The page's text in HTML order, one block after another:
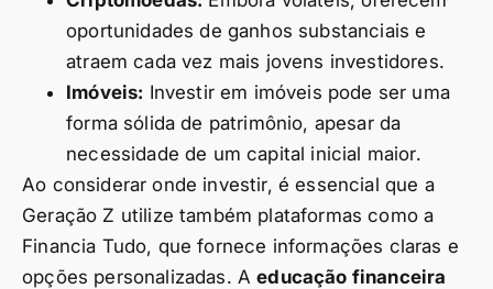
oportunidades de ganhos substanciais e
atraem cada vez mais jovens investidores.
Imóveis: Investir em imóveis pode ser uma
forma sólida de patrimônio, apesar da
necessidade de um capital inicial maior.
Ao considerar onde investir, é essencial que a
Geração Z utilize também plataformas como a
Financia Tudo, que fornece informações claras e
opções personalizadas. Aeducação financeira